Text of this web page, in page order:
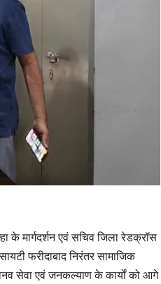
के मार्गदर्शन एवं सचिव जिला रेडक्रॉस
फरीदाबाद निरंतर सामाजिक
सेवा एवं जनकल्याण के कार्यों को आगे